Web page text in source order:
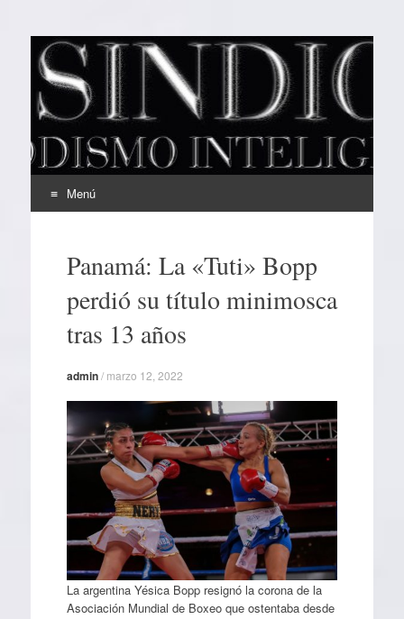
EL SINDICAL
Periodismo Inteligente
Menú
contenidoPanamá: La «Tuti» Bopp
perdió su título minimosca
tras 13 años
admin/ marzo 12, 2022
La argentina Yésica Bopp resignó la corona de la
Asociación Mundial de Boxeo que ostentaba desde